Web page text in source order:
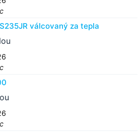
válcovaný za tepla